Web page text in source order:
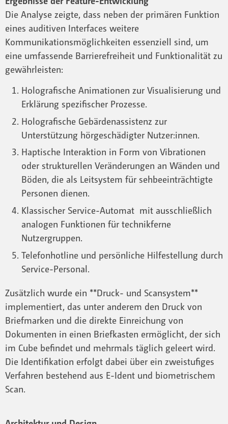
Die Analyse zeigte, dass neben der primären Funktion
eines auditiven Interfaces weitere
Kommunikationsmöglichkeiten essenziell sind, um
eine umfassende Barrierefreiheit und Funktionalität zu
gewährleisten:
Holografische Animationen zur Visualisierung und
Erklärung spezifischer Prozesse.
Holografische Gebärdenassistenz zur
Unterstützung hörgeschädigter Nutzer:innen.
Haptische Interaktion in Form von Vibrationen
oder strukturellen Veränderungen an Wänden und
Böden, die als Leitsystem für sehbeeinträchtigte
Personen dienen.
Klassischer Service-Automat mit ausschließlich
analogen Funktionen für technikferne
Nutzergruppen.
Telefonhotline und persönliche Hilfestellung durch
Service-Personal.
Zusätzlich wurde ein **Druck- und Scansystem**
implementiert, das unter anderem den Druck von
Briefmarken und die direkte Einreichung von
Dokumenten in einen Briefkasten ermöglicht, der sich
im Cube befindet und mehrmals täglich geleert wird.
Die Identifikation erfolgt dabei über ein zweistufiges
Verfahren bestehend aus E-Ident und biometrischem
Scan.